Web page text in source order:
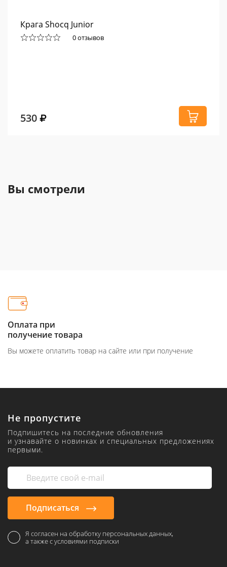
Крага Shocq Junior
0 отзывов
530
Вы смотрели
Оплата при
получение товара
Вы можете оплатить товар на сайте или при получение
Не пропустите
Подпишитесь на последние обновления
и узнавайте о новинках и специальных предложениях
первыми.
Подписаться
Я согласен на обработку персональных данных,
а также с условиями подписки